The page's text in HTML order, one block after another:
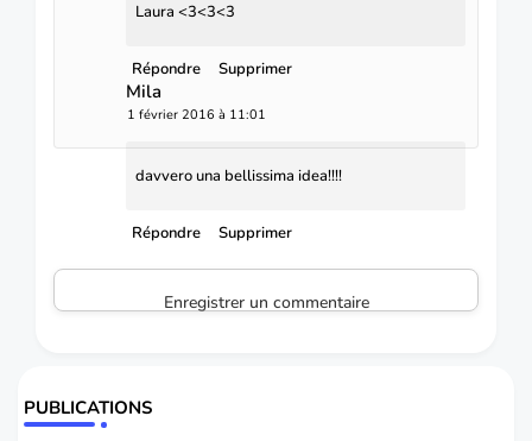
Laura <3<3<3
Répondre Supprimer
Mila
1 février 2016 à 11:01
davvero una bellissima idea!!!!
Répondre Supprimer
Enregistrer un commentaire
PUBLICATIONS